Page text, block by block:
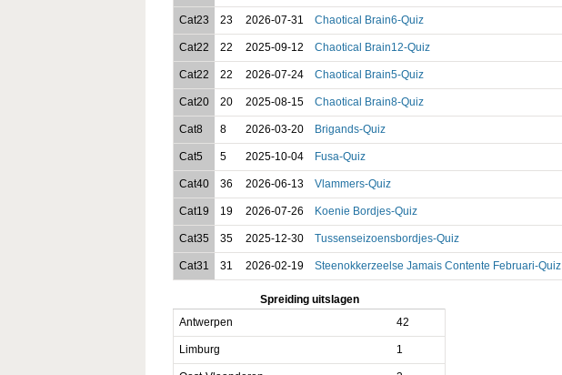
Cat23 23 2026-07-31 Chaotical Brain6-Quiz
Cat22 22 2025-09-12 Chaotical Brain12-Quiz
Cat22 22 2026-07-24 Chaotical Brain5-Quiz
Cat20 20 2025-08-15 Chaotical Brain8-Quiz
Cat8 8 2026-03-20 Brigands-Quiz
Cat5 5 2025-10-04 Fusa-Quiz
Cat40 36 2026-06-13 Vlammers-Quiz
Cat19 19 2026-07-26 Koenie Bordjes-Quiz
Cat35 35 2025-12-30 Tussenseizoensbordjes-Quiz
Cat31 31 2026-02-19 Steenokkerzeelse Jamais Contente Februari-Quiz
Spreiding uitslagen
Antwerpen
42
Limburg 1